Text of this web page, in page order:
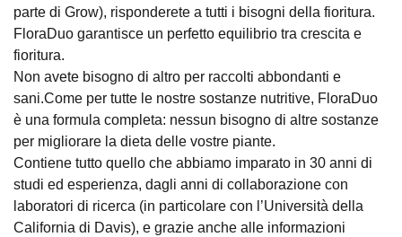
parte di Grow), risponderete a tutti i bisogni della fioritura.
FloraDuo garantisce un perfetto equilibrio tra crescita e
fioritura.
Non avete bisogno di altro per raccolti abbondanti e
sani.Come per tutte le nostre sostanze nutritive, FloraDuo
è una formula completa: nessun bisogno di altre sostanze
per migliorare la dieta delle vostre piante.
Contiene tutto quello che abbiamo imparato in 30 anni di
studi ed esperienza, dagli anni di collaborazione con
laboratori di ricerca (in particolare con l’Università della
California di Davis), e grazie anche alle informazioni